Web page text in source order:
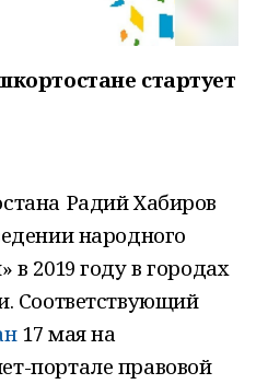
стартует
Радий Хабиров
народного
в 2019 году в городах
Соответствующий
17 мая на
портале правовой